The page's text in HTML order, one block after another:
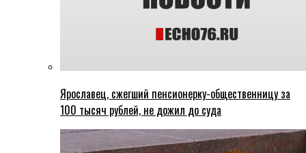
Ярославец, сжегший пенсионерку-общественницу за
100 тысяч рублей, не дожил до суда